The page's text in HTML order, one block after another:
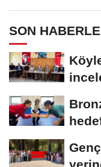
SON